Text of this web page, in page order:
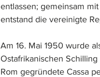
entlassen; gemeinsam
entstand die vereinigte
Am 16. Mai 1950 wurde
Ostafrikanischen
Rom gegründete Cassa